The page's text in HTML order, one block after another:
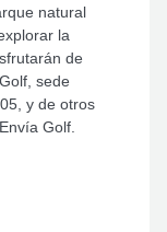
natural
la
de
sede
y de otros
Golf.